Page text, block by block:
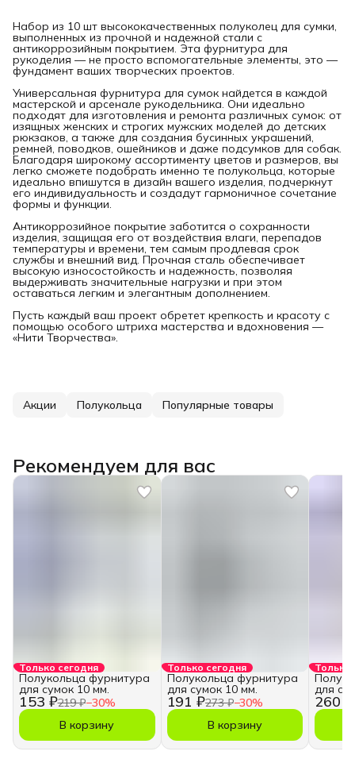
Набор из 10 шт высококачественных полуколец для сумки,
выполненных из прочной и надежной стали с
антикоррозийным покрытием. Эта фурнитура для
рукоделия — не просто вспомогательные элементы, это —
фундамент ваших творческих проектов.
Универсальная фурнитура для сумок найдется в каждой
мастерской и арсенале рукодельника. Они идеально
подходят для изготовления и ремонта различных сумок: от
изящных женских и строгих мужских моделей до детских
рюкзаков, а также для создания бусинных украшений,
ремней, поводков, ошейников и даже подсумков для собак.
Благодаря широкому ассортименту цветов и размеров, вы
легко сможете подобрать именно те полукольца, которые
идеально впишутся в дизайн вашего изделия, подчеркнут
его индивидуальность и создадут гармоничное сочетание
формы и функции.
Антикоррозийное покрытие заботится о сохранности
изделия, защищая его от воздействия влаги, перепадов
температуры и времени, тем самым продлевая срок
службы и внешний вид. Прочная сталь обеспечивает
высокую износостойкость и надежность, позволяя
выдерживать значительные нагрузки и при этом
оставаться легким и элегантным дополнением.
Пусть каждый ваш проект обретет крепкость и красоту с
помощью особого штриха мастерства и вдохновения —
«Нити Творчества».
Акции Полукольца Популярные товары
Рекомендуем для вас
Только сегодня
153 ₽219 ₽−30%
Полукольца фурнитура
для сумок 10 мм.
В корзину
Только сегодня
191 ₽273 ₽−30%
Полукольца фурнитура
для сумок 10 мм.
В корзину
Только
260 ₽
для